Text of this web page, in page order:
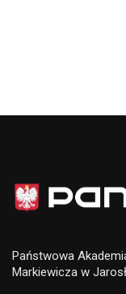
Państwowa
Markiewicza w